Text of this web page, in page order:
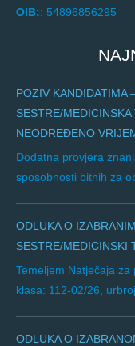
OIB:: 54896856295
POZIV KANDIDATIMA
SESTRE/
NEODREĐENO
Dodatna provjera
sposobnosti bitnih za
ODLUKA O
SESTRE/MEDICINSKI
Temeljem Natječaja za
klasa: 112-02/26,
ODLUKA O